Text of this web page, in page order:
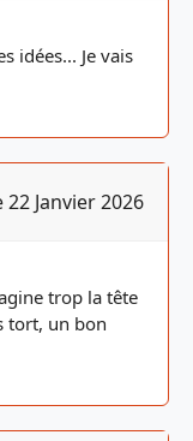
idées... Je vais
22 Janvier 2026
trop la tête
tort, un bon